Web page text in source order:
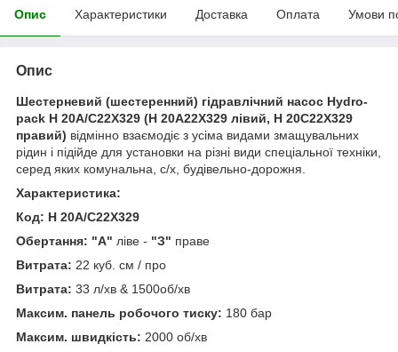
Опис Характеристики Доставка Оплата Умови
Опис
Шестерневий (шестеренний) гідравлічний насос Hydro-
pack H 20A/C22X329 (H 20A22X329 лівий, H 20C22X329
правий) відмінно взаємодіє з усіма видами змащувальних
рідин і підійде для установки на різні види спеціальної техніки,
серед яких комунальна, с/х, будівельно-дорожня.
Характеристика:
Код: H 20A/C22X329
Обертання: "А" ліве - "З" праве
Витрата: 22 куб. см / про
Витрата: 33 л/хв & 1500об/хв
Максим. панель робочого тиску: 180 бар
Максим. швидкість: 2000 об/хв